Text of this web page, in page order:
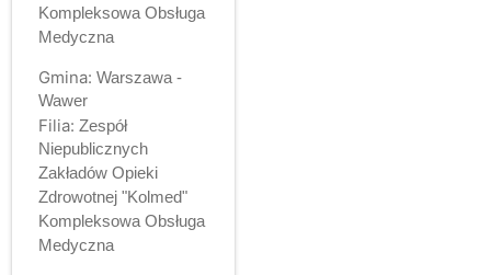
Kompleksowa Obsługa
Medyczna
Gmina: Warszawa -
Wawer
Filia: Zespół
Niepublicznych
Zakładów Opieki
Zdrowotnej "Kolmed"
Kompleksowa Obsługa
Medyczna